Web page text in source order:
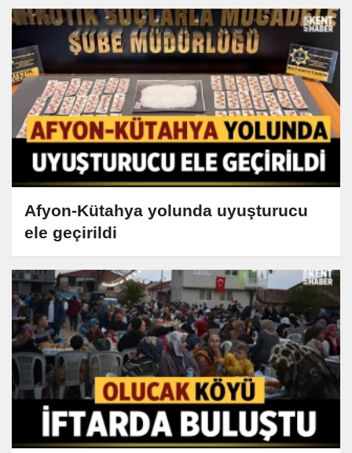
Afyon-Kütahya yolunda uyuşturucu
ele geçirildi